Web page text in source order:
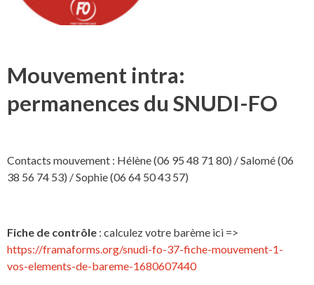
Mouvement intra:
permanences du SNUDI-FO
Contacts mouvement : Hélène (06 95 48 71 80) / Salomé (06
38 56 74 53) / Sophie (06 64 50 43 57)
Fiche de contrôle : calculez votre barème ici =>
https://framaforms.org/snudi-fo-37-fiche-mouvement-1-
vos-elements-de-bareme-1680607440